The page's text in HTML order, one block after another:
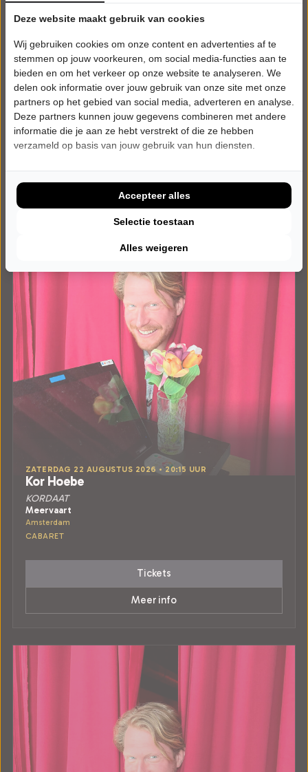
VRIJDAG 21 AUGUSTUS 2026 • 20:15 UUR
KORDAAT
Meervaart
Amsterdam
CABARET
Tickets
Meer info
ZATERDAG 22 AUGUSTUS 2026 • 20:15 UUR
Kor Hoebe
KORDAAT
Meervaart
Amsterdam
CABARET
Tickets
Meer info
Deze website maakt gebruik van cookies
Wij gebruiken cookies om onze content en advertenties af te
stemmen op jouw voorkeuren, om social media-functies aan te
bieden en om het verkeer op onze website te analyseren. We
delen ook informatie over jouw gebruik van onze site met onze
partners op het gebied van social media, adverteren en analyse.
Deze partners kunnen jouw gegevens combineren met andere
informatie die je aan ze hebt verstrekt of die ze hebben
verzameld op basis van jouw gebruik van hun diensten.
Alles weigeren
Selectie toestaan
Accepteer alles